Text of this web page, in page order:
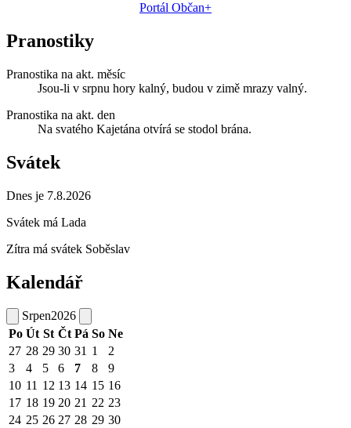
Portál Občan+
Pranostiky
Pranostika na akt. měsíc
Jsou-li v srpnu hory kalný, budou v zimě mrazy valný.
Pranostika na akt. den
Na svatého Kajetána otvírá se stodol brána.
Svátek
Dnes je 7.8.2026
Svátek má Lada
Zítra má svátek Soběslav
Kalendář
Srpen2026
Po Út St Čt Pá So Ne
27 28 29 30 31 1
2
3
4 5 6 7 8
9
10 11 12 13 14 15 16
17 18 19 20 21 22 23
24 25 26 27 28 29 30